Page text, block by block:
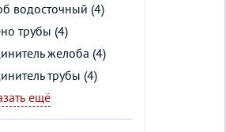
водосточный (4)
трубы (4)
желоба (4)
трубы (4)
ещё